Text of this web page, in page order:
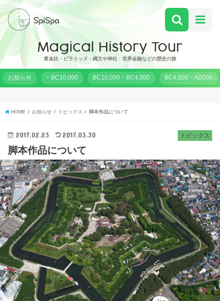
黄金比・ピラミッド・縄文や神社・世界金融などの歴史の旅
お知らせ ~ BC10,000 BC10,000 ~ BC4,000 BC4,000 ~ AD500
HOME お知らせ トピックス 脚本作品について
トピックス
2017.02.23 2017.03.30
脚本作品について